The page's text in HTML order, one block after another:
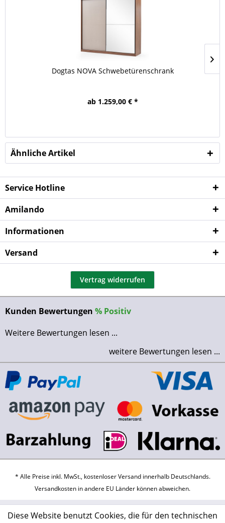
Dogtas NOVA Schwebetürenschrank
ab 1.259,00 € *
Ähnliche Artikel
Service Hotline
Amilando
Informationen
Versand
Vertrag widerrufen
Kunden Bewertungen % Positiv
Weitere Bewertungen lesen ...
weitere Bewertungen lesen ...
* Alle Preise inkl. MwSt., kostenloser Versand innerhalb Deutschlands.
Versandkosten in andere EU Länder können abweichen.
Diese Website benutzt Cookies, die für den technischen